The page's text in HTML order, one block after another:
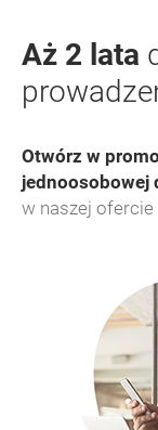
Aż 2 lata
Otwórz w
jednoosobowej
w naszej ofercie